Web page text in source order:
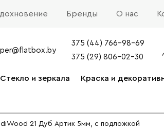
Бренды О нас
375 (44) 766-98-69
375 (29) 806-02-30
Стекло и зеркала Краска и
21 Дуб Артик 5мм, с подложкой